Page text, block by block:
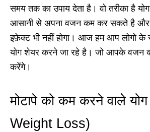
समय तक का उपाय देता है। वो तरीका है
आसानी से अपना वजन कम कर सकते है और
इफ़ेक्ट भी नहीं होगा। आज हम आप लोगो के
योग शेयर करने जा रहे है। जो आपके वजन
करेंगे।
मोटापे को कम करने वाले
Weight Loss)